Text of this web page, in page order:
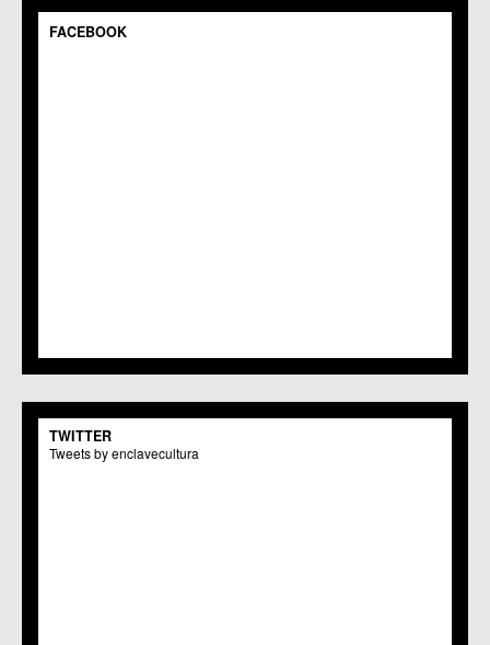
C.M. Gea y Truyols
C.C.S. La Paz
C.M. El Carmen
Centros Culturales
C.C. Puertas de Castilla
FACEBOOK
TWITTER
Tweets by enclavecultura